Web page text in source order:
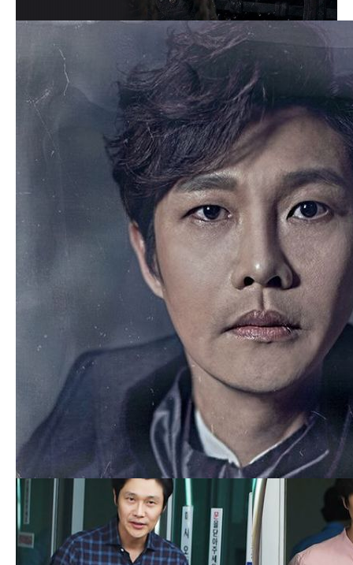
류정한
Ryu Jung-han
21,364
함께 사랑받는 스타
함께 사랑받는 스타
공감 8,675명
공감 7,536명
공감 5,484명
OFFICIAL 계정(본인/공식소속사) 등록하기
서비스이용은 모바일APP에서 가능합니다.
Android APP ON Google Play
HoRa (go******)
2018.09.17 AM 01:03
이게 얼마만의 로그인지ㅎㅎㅎ
어제 프랑켄대구공이 끝났어요.
류배우님으로 4번 관람했습니다.
정말 최고의 공연이였고,
대구에서 배우님 너무 오랜만
...더보기